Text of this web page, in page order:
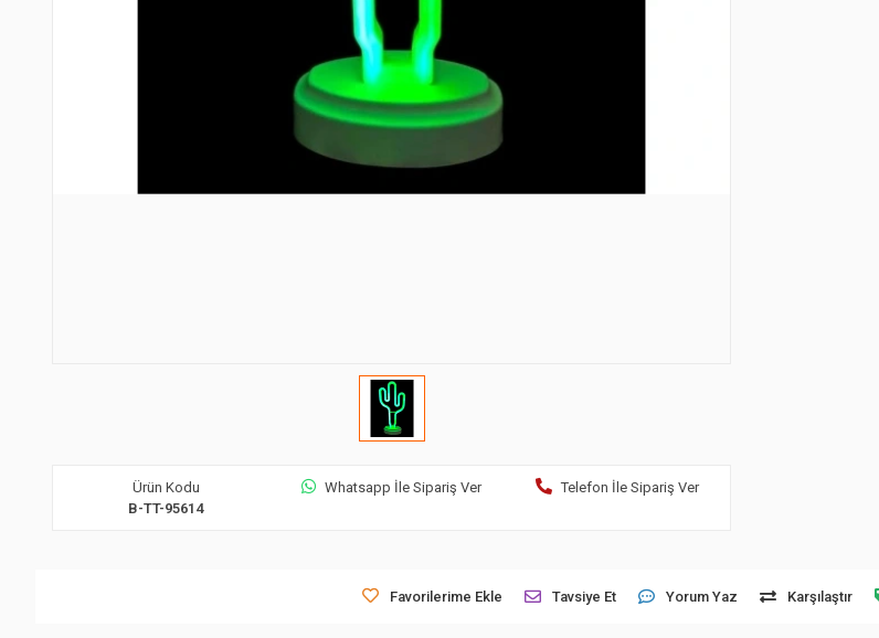
Ürün Kodu
B-TT-95614
Whatsapp İle Sipariş Ver Telefon İle Sipariş Ver
Favorilerime Ekle Tavsiye Et Yorum Yaz Karşılaştır